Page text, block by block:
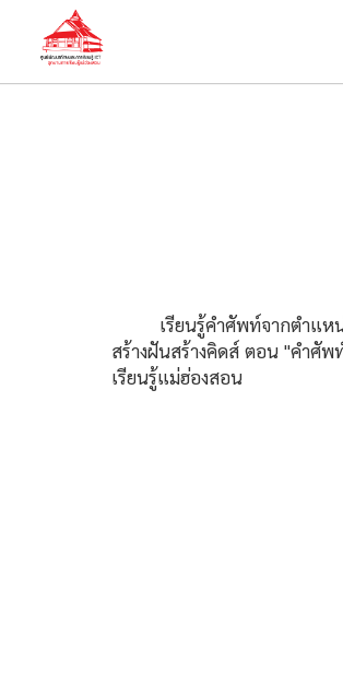
เรียนรู้คำศัพท์จากตำแหน่ง จ
สร้างฝันสร้างคิดส์ ตอน "คำศั
เรียนรู้แม่ฮ่องสอน